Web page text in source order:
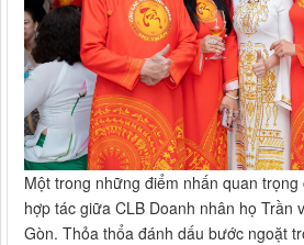
Một trong những điểm nhấn quan
hợp tác giữa CLB Doanh nhân họ Trần
Gòn. Thỏa thổa đánh dấu bước ngoặt